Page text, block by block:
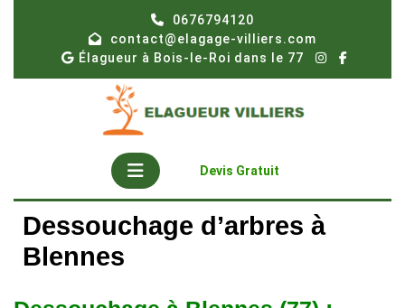
0676794120
contact@elagage-villiers.com
Élagueur à Bois-le-Roi dans le 77
Open
Button
Devis Gratuit
Dessouchage d’arbres à
Blennes